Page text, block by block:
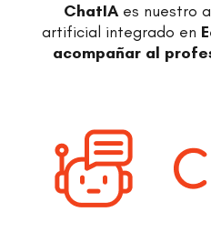
ChatIAes nuestro
artificial integrado en
acompañar al